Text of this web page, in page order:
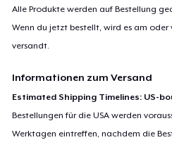
Alle Produkte werden auf Bestellung
Wenn du jetzt bestellt, wird es am
versandt.
Informationen zum Versand
Estimated Shipping Timelines: US-
Bestellungen für die USA werden
Werktagen eintreffen, nachdem die